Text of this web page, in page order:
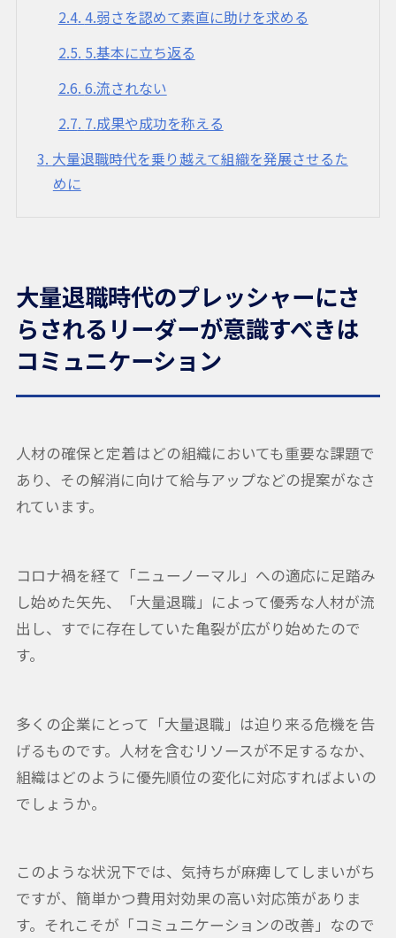
2.4 4.弱さを認めて素直に助けを求める
2.5 5.基本に立ち返る
2.6 6.流されない
2.7 7.成果や成功を称える
3 大量退職時代を乗り越えて組織を発展させるた
めに
大量退職時代のプレッシャーにさ
らされるリーダーが意識すべきは
コミュニケーション
人材の確保と定着はどの組織においても重要な課題で
あり、その解消に向けて給与アップなどの提案がなさ
れています。
コロナ禍を経て「ニューノーマル」への適応に足踏み
し始めた矢先、「大量退職」によって優秀な人材が流
出し、すでに存在していた亀裂が広がり始めたので
す。
多くの企業にとって「大量退職」は迫り来る危機を告
げるものです。人材を含むリソースが不足するなか、
組織はどのように優先順位の変化に対応すればよいの
でしょうか。
このような状況下では、気持ちが麻痺してしまいがち
ですが、簡単かつ費用対効果の高い対応策がありま
す。それこそが「コミュニケーションの改善」なので